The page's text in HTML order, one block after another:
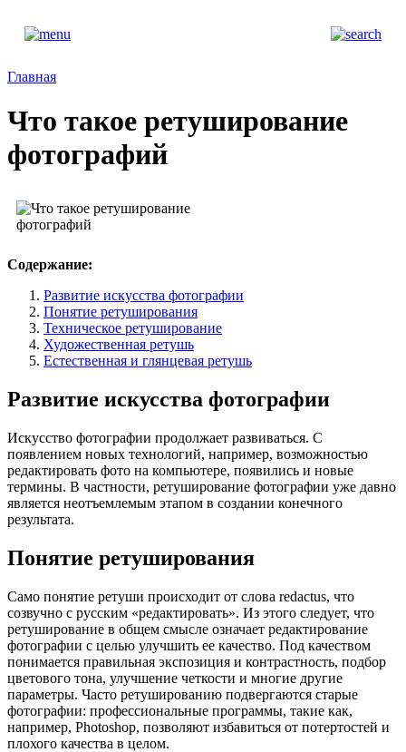
Главная
Что такое ретуширование
фотографий
Содержание:
Развитие искусства фотографии
Понятие ретуширования
Техническое ретуширование
Художественная ретушь
Естественная и глянцевая ретушь
Развитие искусства фотографии
Искусство фотографии продолжает развиваться. С
появлением новых технологий, например, возможностью
редактировать фото на компьютере, появились и новые
термины. В частности, ретуширование фотографии уже давно
является неотъемлемым этапом в создании конечного
результата.
Понятие ретуширования
Само понятие ретуши происходит от слова redactus, что
созвучно с русским «редактировать». Из этого следует, что
ретуширование в общем смысле означает редактирование
фотографии с целью улучшить ее качество. Под качеством
понимается правильная экспозиция и контрастность, подбор
цветового тона, улучшение четкости и многие другие
параметры. Часто ретушированию подвергаются старые
фотографии: профессиональные программы, такие как,
например, Photoshop, позволяют избавиться от потертостей и
плохого качества в целом.